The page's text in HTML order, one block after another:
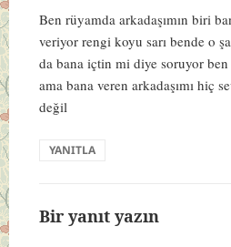
Ben rüyamda arkadaşımın biri
veriyor rengi koyu sarı bende o
da bana içtin mi diye soruyor
ama bana veren arkadaşımı hiç
değil
YANITLA
Bir yanıt yazın